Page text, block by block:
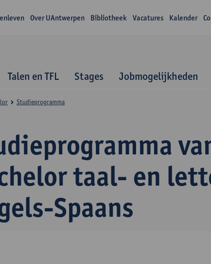
Over UAntwerpen Bibliotheek Vacatures Kalender
Talen en TFL Stages Jobmogelijkheden
taal- en
Spaans
Studieprogramma